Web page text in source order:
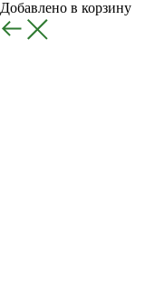
Добавлено в корзину
Назад